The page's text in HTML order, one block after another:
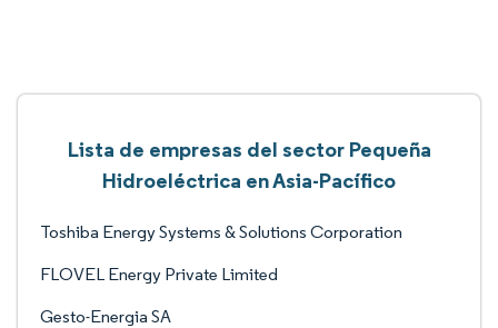
Lista de empresas del sector Pequeña
Hidroeléctrica en Asia-Pacífico
Toshiba Energy Systems & Solutions Corporation
FLOVEL Energy Private Limited
Gesto-Energia SA